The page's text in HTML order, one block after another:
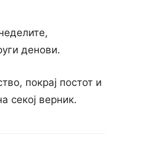
денови.
покрај постот и
секој верник.